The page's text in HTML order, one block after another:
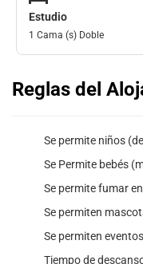
Estudio
1 Cama (s) Doble
Reglas del
Se permite niños
Se Permite bebés
Se permite fumar
Se permiten
Se permiten eventos
Tiempo de